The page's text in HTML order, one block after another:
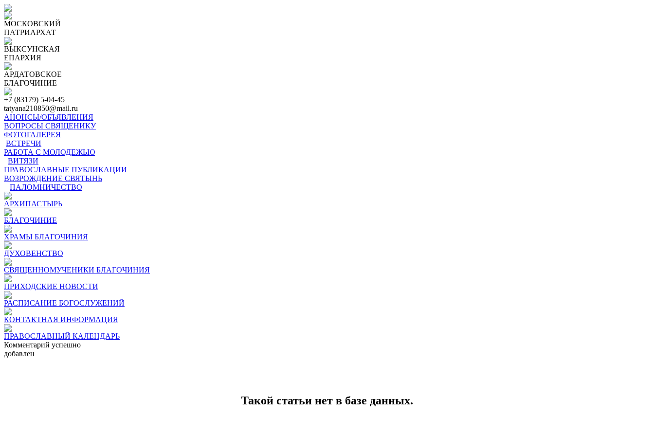
МОСКОВСКИЙ
ПАТРИАРХАТ
ВЫКСУНСКАЯ
ЕПАРХИЯ
АРДАТОВСКОЕ
БЛАГОЧИНИЕ
+7 (83179) 5-04-45
tatyana210850@mail.ru
АНОНСЫ/ОБЪЯВЛЕНИЯ
ВОПРОСЫ СВЯЩЕНИКУ
ФОТОГАЛЕРЕЯ
ВСТРЕЧИ
РАБОТА С МОЛОДЕЖЬЮ
ВИТЯЗИ
ПРАВОСЛАВНЫЕ ПУБЛИКАЦИИ
ВОЗРОЖДЕНИЕ СВЯТЫНЬ
ПАЛОМНИЧЕСТВО
АРХИПАСТЫРЬ
БЛАГОЧИНИЕ
ХРАМЫ БЛАГОЧИНИЯ
ДУХОВЕНСТВО
СВЯЩЕННОМУЧЕНИКИ БЛАГОЧИНИЯ
ПРИХОДСКИЕ НОВОСТИ
РАСПИСАНИЕ БОГОСЛУЖЕНИЙ
КОНТАКТНАЯ ИНФОРМАЦИЯ
ПРАВОСЛАВНЫЙ КАЛЕНДАРЬ
Комментарий успешно
добавлен
Такой статьи нет в базе данных.